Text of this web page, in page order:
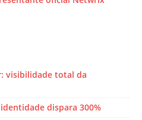
visibilidade total da
dispara 300%